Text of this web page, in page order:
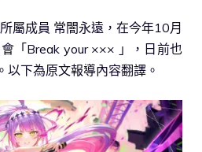
屬成員 常闇永遠，在今年10月
「Break your ××× 」，日前也
以下為原文報導內容翻譯。